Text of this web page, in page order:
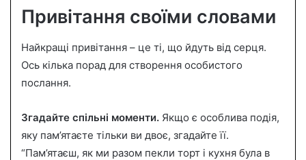
Привітання своїми словами
Найкращі привітання – це ті, що йдуть від серця.
Ось кілька порад для створення особистого
послання.
Згадайте спільні моменти. Якщо є особлива подія,
яку пам’ятаєте тільки ви двоє, згадайте її.
“Пам’ятаєш, як ми разом пекли торт і кухня була в